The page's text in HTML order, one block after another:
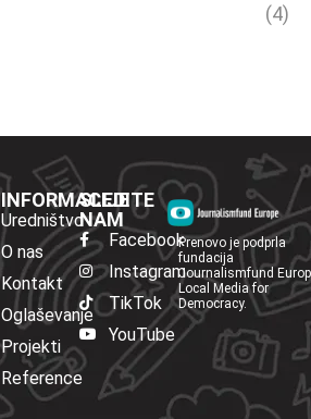
(4)
INFORMACIJE
Uredništvo
O nas
Kontakt
Oglaševanje
Projekti
Reference
SLEDITE
NAM
Facebook
Instagram
TikTok
YouTube
Prenovo je podprla
fundacija
Journalismfund
Local Media for
Democracy.